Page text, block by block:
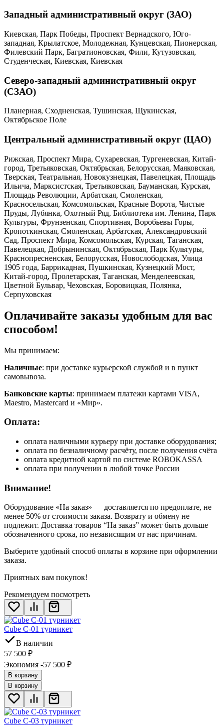
Западный административный округ (ЗАО)
Киевская, Парк Победы, Проспект Вернадского, Юго-
западная, Крылатское, Молодежная, Кунцевская, Пионерская,
Филевский Парк, Багратионовская, Фили, Кутузовская,
Студенческая, Киевская, Киевская
Северо-западный административный округ
(СЗАО)
Планерная, Сходненская, Тушинская, Щукинская,
Октябрьское Поле
Центральный административный округ (ЦАО)
Рижская, Проспект Мира, Сухаревская, Тургеневская, Китай-
город, Третьяковская, Октябрьская, Белорусская, Маяковская,
Тверская, Театральная, Новокузнецкая, Павелецкая, Площадь
Ильича, Марксистская, Третьяковская, Бауманская, Курская,
Площадь Революции, Арбатская, Смоленская,
Красносельская, Комсомольская, Красные Ворота, Чистые
Пруды, Лубянка, Охотный Ряд, Библиотека им. Ленина, Парк
Культуры, Фрунзенская, Спортивная, Воробьевы Горы,
Кропоткинская, Смоленская, Арбатская, Александровский
Сад, Проспект Мира, Комсомольская, Курская, Таганская,
Павелецкая, Добрынинская, Октябрьская, Парк Культуры,
Краснопресненская, Белорусская, Новослободская, Улица
1905 года, Баррикадная, Пушкинская, Кузнецкий Мост,
Китай-город, Пролетарская, Таганская, Менделеевская,
Цветной Бульвар, Чеховская, Боровицкая, Полянка,
Серпуховская
Оплачивайте заказы удобным для вас
способом!
Мы принимаем:
Наличные: при доставке курьерской службой и в пункт
самовывоза.
Банковские карты: принимаем платежи картами VISA,
Maestro, Masterсard и «Мир».
Оплата:
оплата наличными курьеру при доставке оборудования;
оплата по безналичному расчёту, после получения счёта
оплата кредитной картой по системе ROBOKASSA
оплата при получении в любой точке России
Внимание!
Оборудование «На заказ» — доставляется по предоплате, не
менее 50% от стоимости заказа. Возврату и обмену не
подлежит. Доставка товаров “На заказ” может быть дольше
обозначенного срока, по независящим от нас причинам.
Выберите удобный способ оплаты в корзине при оформлении
заказа.
Приятных вам покупок!
Рекомендуем посмотреть
Cube C-01 турникет
В наличии
57 500 ₽
Экономия -57 500 ₽
В корзину
В корзину
Cube C-03 турникет